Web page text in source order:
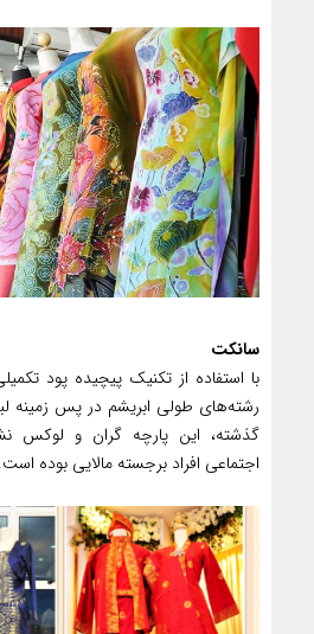
سانکت
با استفاده از تکنیک پیچیده پود
رشته‌های طولی ابریشم در پس زمینه
گذشته، این پارچه گران و لوکس
اجتماعی افراد برجسته مالایی بوده است.